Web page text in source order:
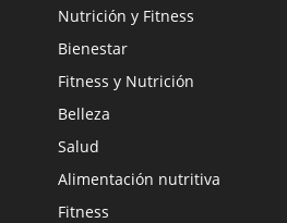
Nutrición y Fitness
Bienestar
Fitness y Nutrición
Belleza
Salud
Alimentación nutritiva
Fitness